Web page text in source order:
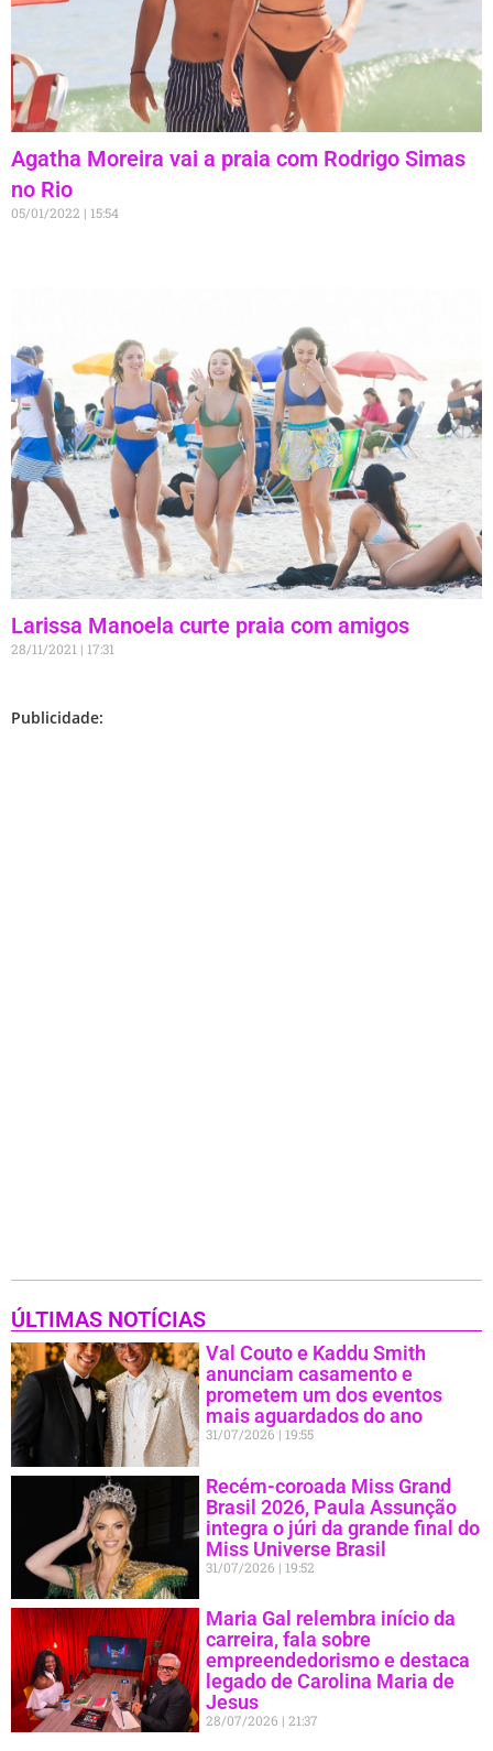
Agatha Moreira vai a praia com Rodrigo Simas
no Rio
05/01/2022 15:54
Larissa Manoela curte praia com amigos
28/11/2021 17:31
Publicidade:
ÚLTIMAS NOTÍCIAS
Val Couto e Kaddu Smith
anunciam casamento e
prometem um dos eventos
mais aguardados do ano
31/07/2026 19:55
Recém-coroada Miss Grand
Brasil 2026, Paula Assunção
integra o júri da grande final do
Miss Universe Brasil
31/07/2026 19:52
Maria Gal relembra início da
carreira, fala sobre
empreendedorismo e destaca
legado de Carolina Maria de
Jesus
28/07/2026 21:37